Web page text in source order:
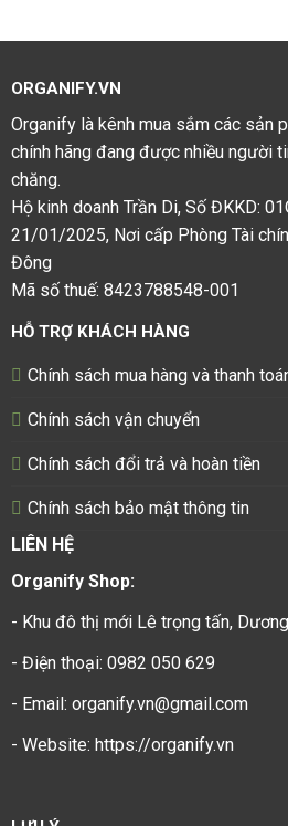
ORGANIFY.VN
Organify là kênh mua sắm các sản
chính hãng đang được nhiều người
chăng.
Hộ kinh doanh Trần Di, Số ĐKKD:
21/01/2025, Nơi cấp Phòng Tài
Đông
Mã số thuế: 8423788548-001
HỖ TRỢ KHÁCH HÀNG
Chính sách mua hàng và thanh
Chính sách vận chuyển
Chính sách đổi trả và hoàn tiền
Chính sách bảo mật thông tin
LIÊN HỆ
Organify Shop:
- Khu đô thị mới Lê trọng tấn,
- Điện thoại: 0982 050 629
- Email: organify.vn@gmail.com
- Website: https://organify.vn